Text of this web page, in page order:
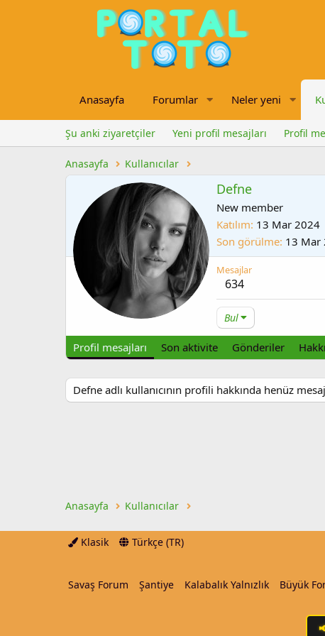
Anasayfa Forumlar Neler yeni
Şu anki ziyaretçiler Yeni profil mesajları Profil
Anasayfa Kullanıcılar
Defne
New member
Katılım 13 Mar 2024
Son görülme 13 Mar
Mesajlar
634
Bul
Profil mesajları Son aktivite Gönderiler
Defne adlı kullanıcının profili hakkında henüz
Anasayfa Kullanıcılar
Klasik Türkçe (TR)
Savaş Forum Şantiye Kalabalık Yalnızlık Büyük